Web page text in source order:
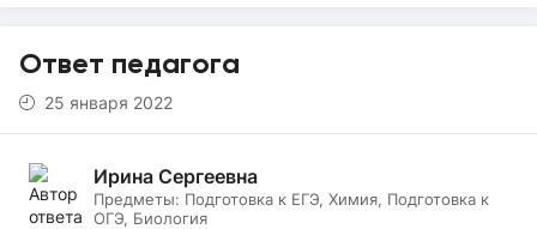
Ответ педагога
25 января 2022
Ирина Сергеевна
Предметы: Подготовка к ЕГЭ, Химия, Подготовка к
ОГЭ, Биология